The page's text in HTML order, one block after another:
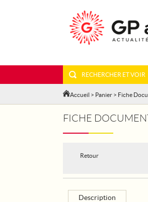
RECHERCHER ET VOIR
Accueil > Panier > Fiche
FICHE
Retour
Description